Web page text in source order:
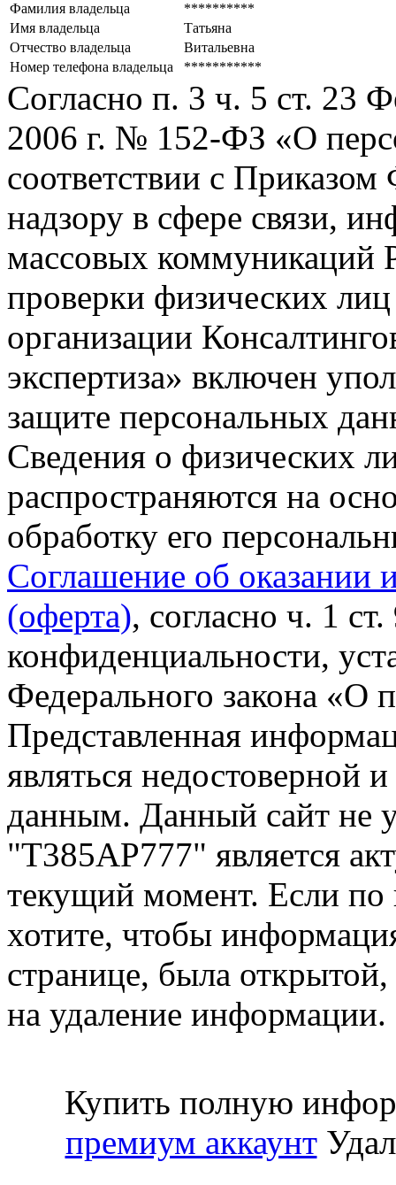
Фамилия владельца
**********
Имя владельца
Татьяна
Отчество владельца
Витальевна
Номер телефона владельца
***********
Согласно п. 3 ч. 5 ст. 23
2006 г. № 152-ФЗ «О
соответствии с
надзору в сфере связи,
массовых коммуникаций
проверки физических
организации
экспертиза» включен
защите персональных
Сведения о физических
распространяются на
обработку его
Соглашение об оказании
(оферта), согласно ч. 1
конфиденциальности,
Федерального закона «О
Представленная
являться недостоверной
данным. Данный сайт не
"Т385АР777" является
текущий момент. Если
хотите, чтобы
странице, была открытой,
на удаление информации.
Купить полную
премиум аккаунт